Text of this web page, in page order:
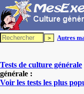
Autres
Tests de culture générale
générale :
Voir les tests les plus